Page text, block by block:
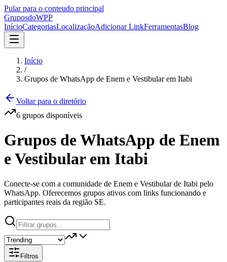
Pular para o conteudo principal
GruposdoWPP
InícioCategoriasLocalizaçãoAdicionar LinkFerramentasBlog
Início
/
Grupos de WhatsApp de Enem e Vestibular em Itabi
Voltar para o diretório
6 grupos disponíveis
Grupos de WhatsApp de Enem
e Vestibular em Itabi
Conecte-se com a comunidade de Enem e Vestibular de Itabi pelo
WhatsApp. Oferecemos grupos ativos com links funcionando e
participantes reais da região SE.
Filtros